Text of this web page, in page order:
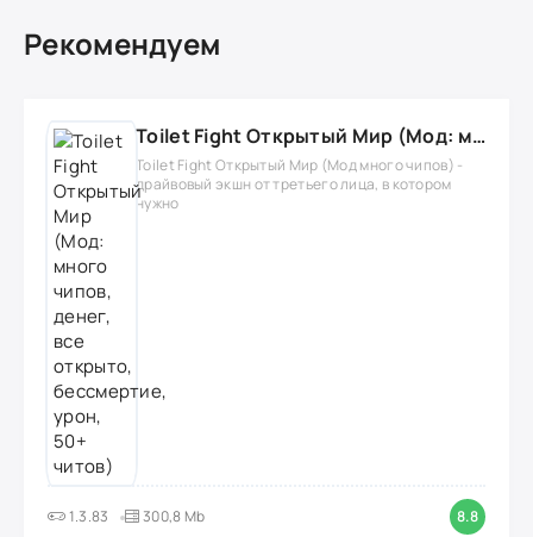
Рекомендуем
Toilet Fight Открытый Мир (Мод: много чипов, денег, все открыто, бессмертие, урон, 50+ читов)
Toilet Fight Открытый Мир (Мод много чипов) -
драйвовый экшн от третьего лица, в котором
нужно
1.3.83 300,8 Mb 8.8